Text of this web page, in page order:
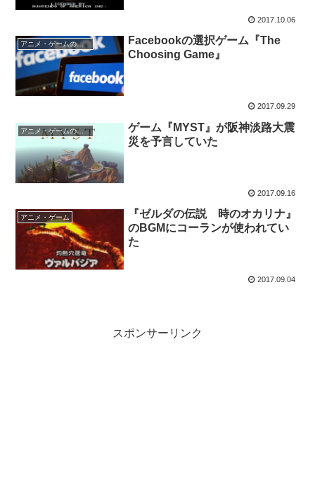
2017.10.06
アニメ・ゲームの怖い話
Facebookの選択ゲーム『The
Choosing Game』
2017.09.29
アニメ・ゲームの怖い話
ゲーム『MYST』が阪神淡路大震
災を予言していた
2017.09.16
アニメ・ゲーム
『ゼルダの伝説 時のオカリナ』
のBGMにコーランが使われてい
た
2017.09.04
スポンサーリンク